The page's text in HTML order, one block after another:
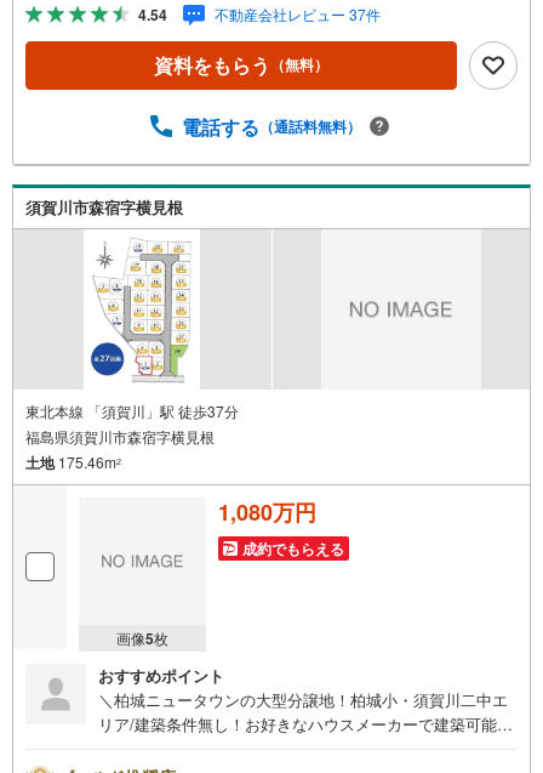
4.54 不動産会社レビュー 37件
資料をもらう （無料）
電話する （通話料無料）
須賀川市森宿字横見根
東北本線 「須賀川」駅 徒歩37分
福島県須賀川市森宿字横見根
土地175.46m2
画像5枚
1,080万円
成約でもらえる
おすすめポイント
＼柏城ニュータウンの大型分譲地！柏城小・須賀川二中エ
リア/建築条件無し！お好きなハウスメーカーで建築可能！